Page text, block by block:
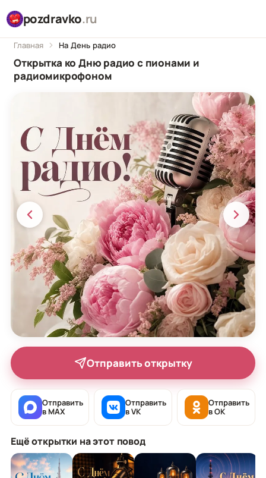
pozdravko.ru
Главная На День радио
Открытка ко Дню радио с пионами и
радиомикрофоном
Отправить открытку
Отправить
в MAX
Отправить
в VK
Отправить
в OK
Ещё открытки на этот повод